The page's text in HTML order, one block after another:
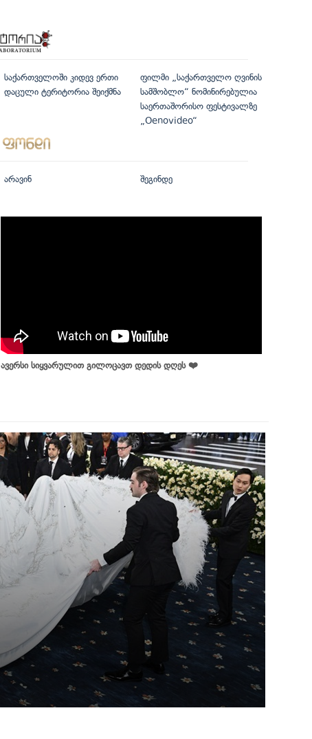
საქართველოში კიდევ ერთი
დაცული ტერიტორია შეიქმნა
ფილმი „საქართველო ღვინის
სამშობლო“ ნომინირებულია
საერთაშორისო ფესტივალზე
„Oenovideo“
არავინ შეგინდე
ავერსი სიყვარულით გილოცავთ დედის დღეს ❤️